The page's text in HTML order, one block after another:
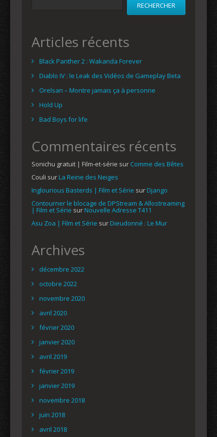
RECHERCHER
Articles récents
Black Panther 2 : Wakanda Forever
Diablo IV : le Leak des Vidéos de Gameplay Beta
Orelsan – Montre jamais ça à personne
Hold Up
Bad Boys for life
Commentaires récents
Sonichu gratuit | Film-et-série sur Comme des Bêtes
Couli surLa Reine des Neiges
Inglourious Basterds | Film et Série surDjango
Contourner le blocage de DPStream & Allostreaming
| Film et Série surNouvelle Adresse T411
Asu Zoa | Film et Série surDieudonné : Le Mur
Archives
décembre 2022
octobre 2022
novembre 2020
avril 2020
février 2020
janvier 2020
avril 2019
février 2019
janvier 2019
novembre 2018
juin 2018
avril 2018